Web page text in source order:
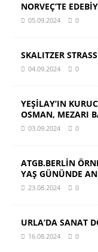
NORVEÇ’TE
05.09.2024 0
SKALITZER
04.09.2024 0
YEŞİLAY’IN
OSMAN, MEZARI
03.09.2024 0
ATGB.BERLİN
YAŞ GÜNÜNDE
23.08.2024 0
URLA’DA SANAT
16.08.2024 0